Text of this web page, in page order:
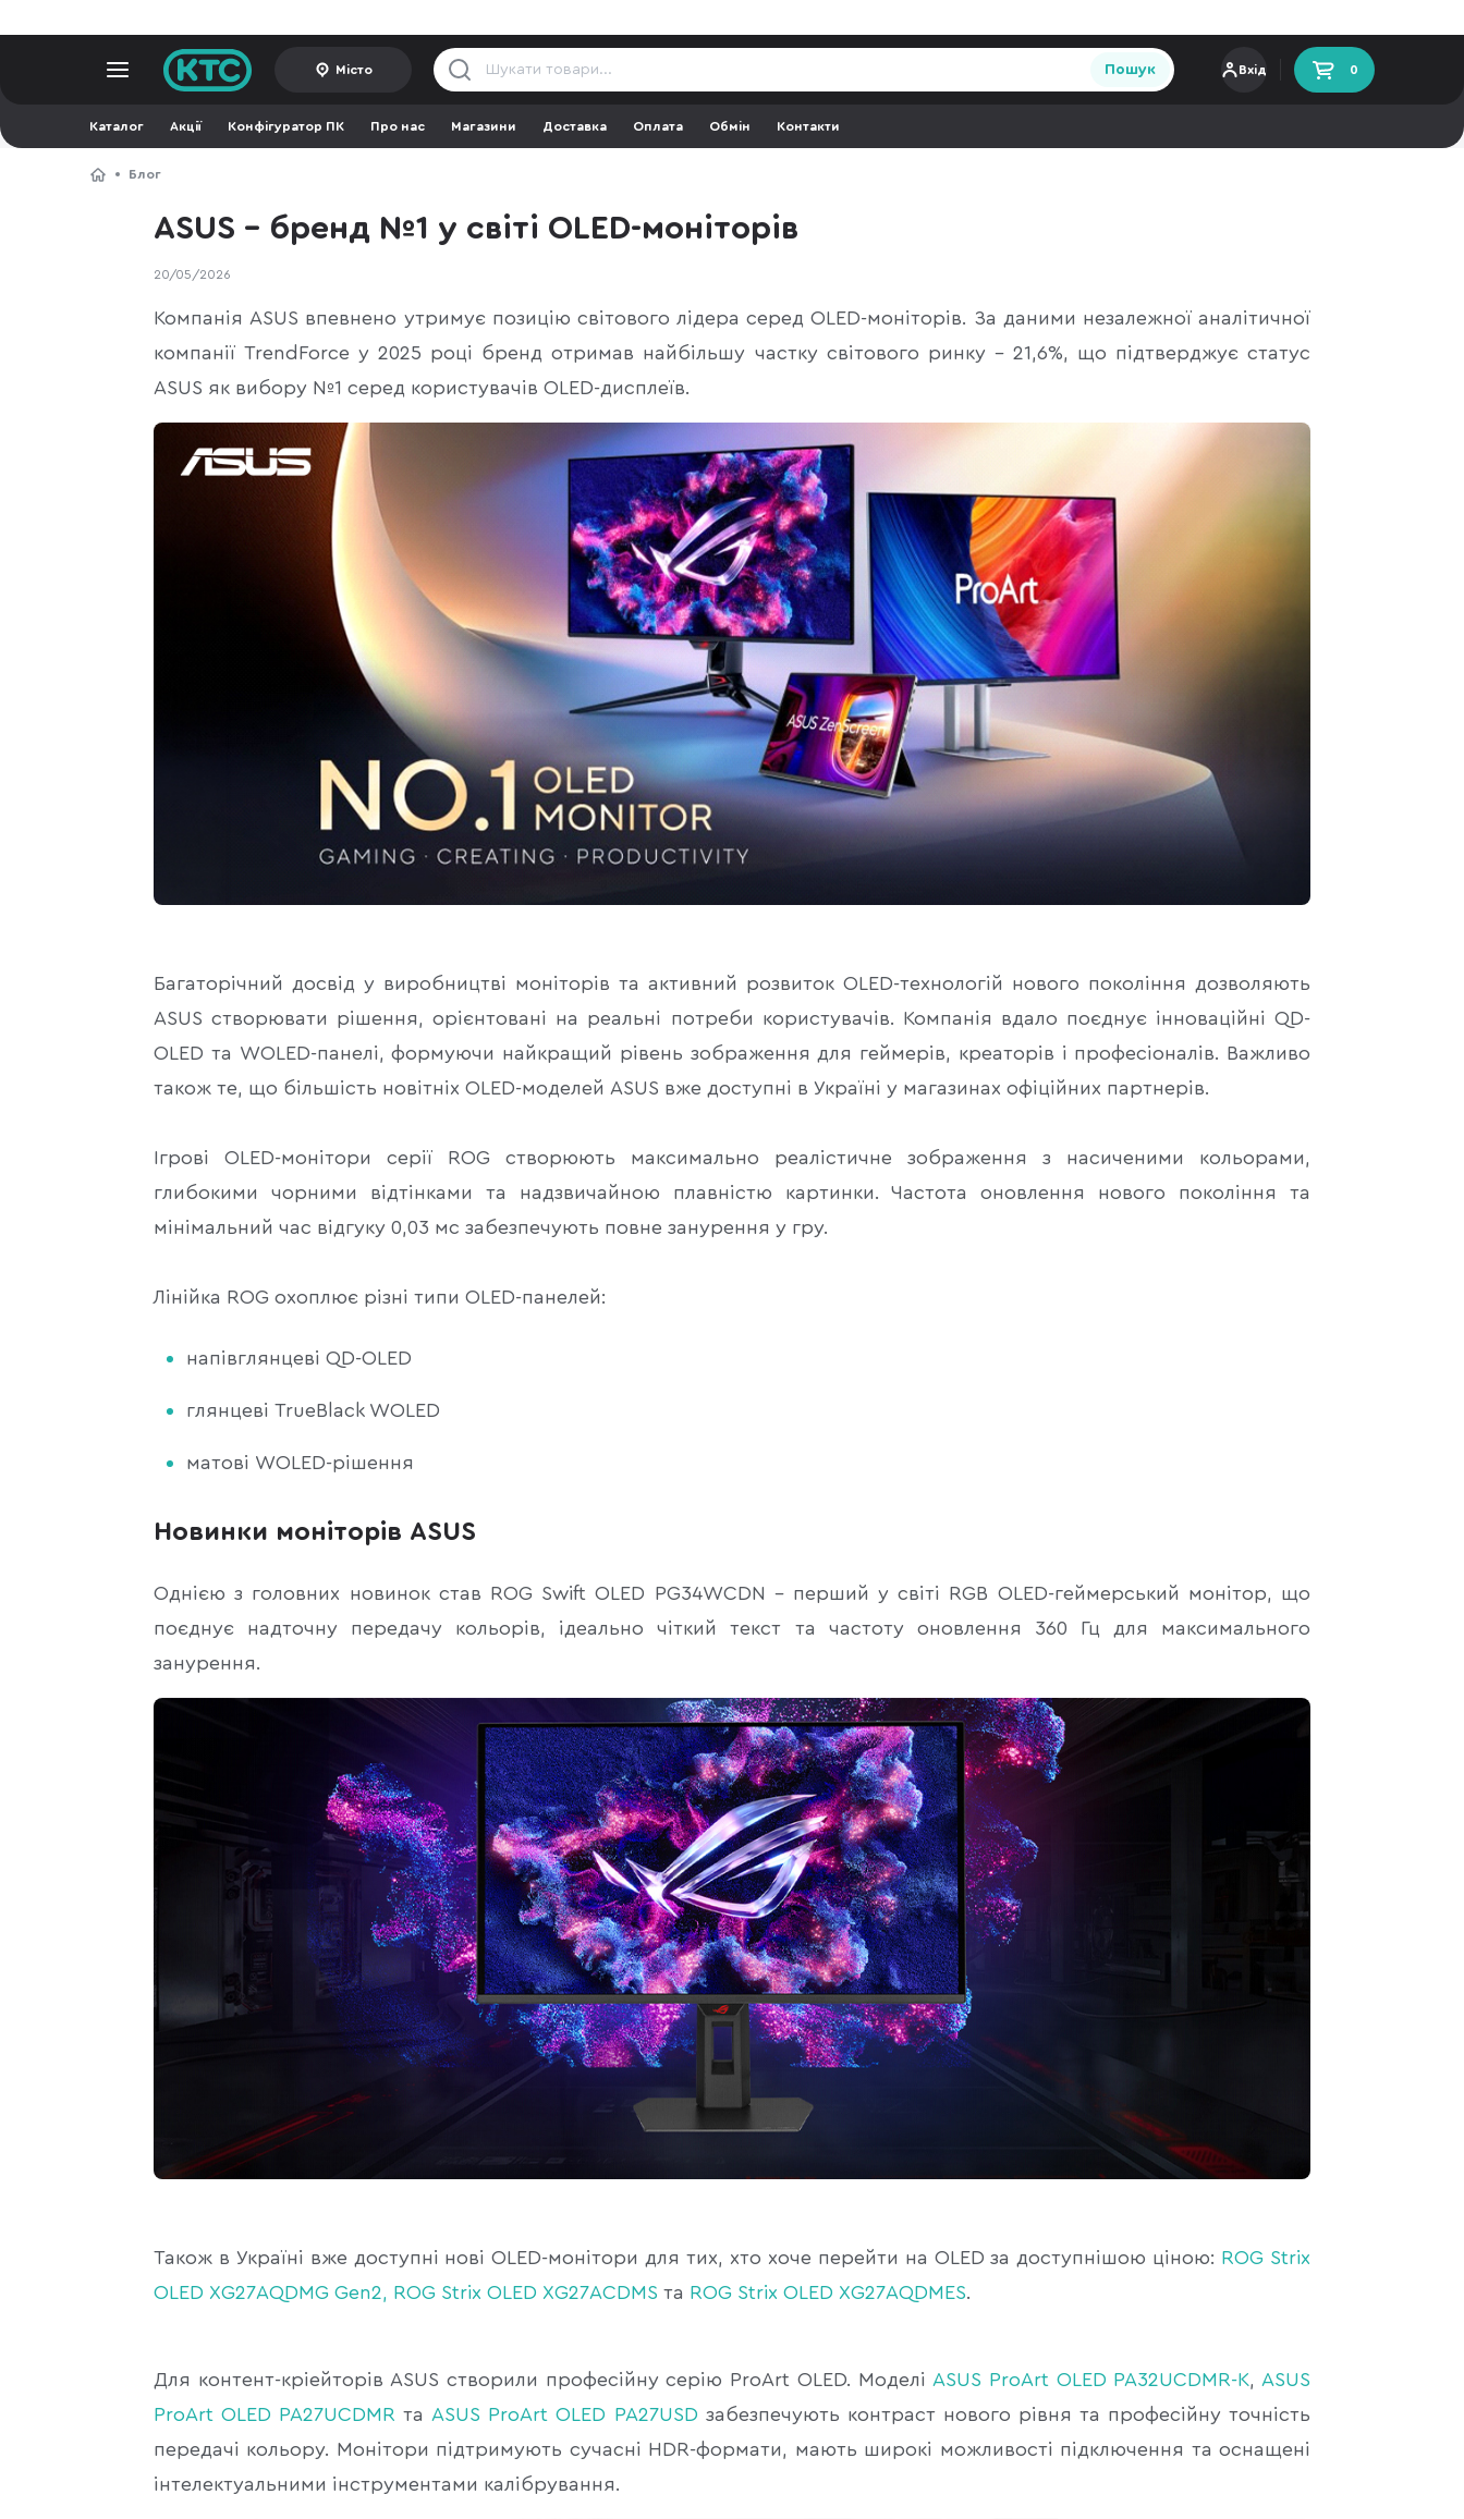
Місто Пошук Вхід 0
Каталог Акції Конфігуратор ПК Про нас Магазини Доставка Оплата Обмін Контакти
Блог
ASUS – бренд №1 у світі OLED-моніторів
20/05/2026
Компанія ASUS впевнено утримує позицію світового лідера серед OLED-моніторів. За даними незалежної аналітичної
компанії TrendForce у 2025 році бренд отримав найбільшу частку світового ринку – 21,6%, що підтверджує статус
ASUS як вибору №1 серед користувачів OLED-дисплеїв.
Багаторічний досвід у виробництві моніторів та активний розвиток OLED-технологій нового покоління дозволяють
ASUS створювати рішення, орієнтовані на реальні потреби користувачів. Компанія вдало поєднує інноваційні QD-
OLED та WOLED-панелі, формуючи найкращий рівень зображення для геймерів, креаторів і професіоналів. Важливо
також те, що більшість новітніх OLED-моделей ASUS вже доступні в Україні у магазинах офіційних партнерів.
Ігрові OLED-монітори серії ROG створюють максимально реалістичне зображення з насиченими кольорами,
глибокими чорними відтінками та надзвичайною плавністю картинки. Частота оновлення нового покоління та
мінімальний час відгуку 0,03 мс забезпечують повне занурення у гру.
Лінійка ROG охоплює різні типи OLED-панелей:
напівглянцеві QD-OLED
глянцеві TrueBlack WOLED
матові WOLED-рішення
Новинки моніторів ASUS
Однією з головних новинок став ROG Swift OLED PG34WCDN – перший у світі RGB OLED-геймерський монітор, що
поєднує надточну передачу кольорів, ідеально чіткий текст та частоту оновлення 360 Гц для максимального
занурення.
Також в Україні вже доступні нові OLED-монітори для тих, хто хоче перейти на OLED за доступнішою ціною: ROG Strix
OLED XG27AQDMG Gen2, ROG Strix OLED XG27ACDMS та ROG Strix OLED XG27AQDMES.
Для контент-кріейторів ASUS створили професійну серію ProArt OLED. Моделі ASUS ProArt OLED PA32UCDMR-K, ASUS
ProArt OLED PA27UCDMR та ASUS ProArt OLED PA27USD забезпечують контраст нового рівня та професійну точність
передачі кольору. Монітори підтримують сучасні HDR-формати, мають широкі можливості підключення та оснащені
інтелектуальними інструментами калібрування.